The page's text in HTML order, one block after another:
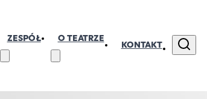
ZESPÓŁ O TEATRZE
KONTAKT